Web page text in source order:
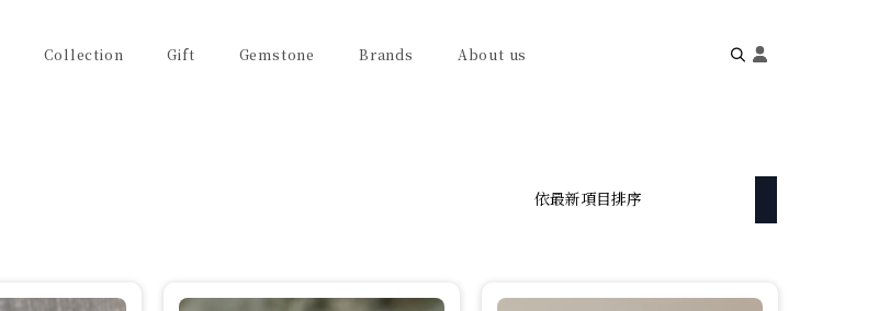
Collection Gift Gemstone Brands About us